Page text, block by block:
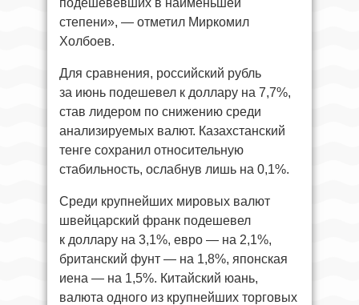
степени», — отметил Миркомил
Холбоев.
Для сравнения, российский рубль
за июнь подешевел к доллару на 7,7%,
став лидером по снижению среди
анализируемых валют. Казахстанский
тенге сохранил относительную
стабильность, ослабнув лишь на 0,1%.
Среди крупнейших мировых валют
швейцарский франк подешевел
к доллару на 3,1%, евро — на 2,1%,
британский фунт — на 1,8%, японская
иена — на 1,5%. Китайский юань,
валюта одного из крупнейших торговых